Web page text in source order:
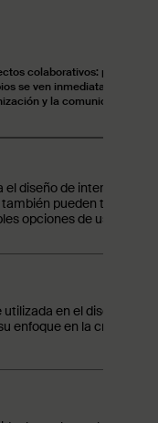
colaborativos: permite
se ven inmediatamente
y la comunicación
el diseño de interfaces,
también pueden trabajar
opciones de uso y
en el diseño de
enfoque en la creación